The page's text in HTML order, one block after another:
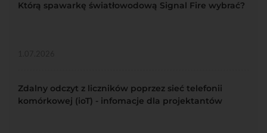
Którą spawarkę światłowodową Signal Fire wybrać?
Zdalny odczyt z liczników poprzez sieć telefonii
komórkowej (ioT) - infomacje dla projektantów